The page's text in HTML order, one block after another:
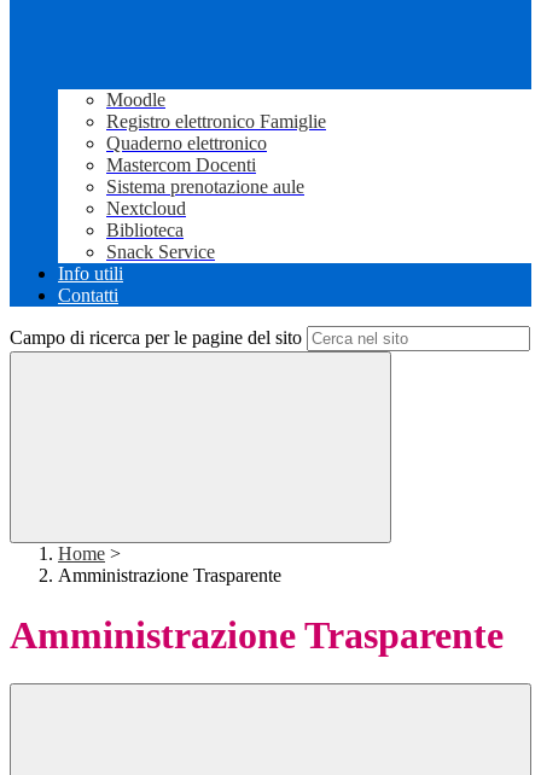
Moodle
Registro elettronico Famiglie
Quaderno elettronico
Mastercom Docenti
Sistema prenotazione aule
Nextcloud
Biblioteca
Snack Service
Info utili
Contatti
Campo di ricerca per le pagine del sito
Home >
Amministrazione Trasparente
Amministrazione Trasparente